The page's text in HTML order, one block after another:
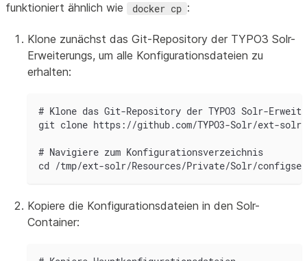
funktioniert ähnlich wie
docker cp :
Klone zunächst das Git-Repository der TYPO3 Solr-
Erweiterungs, um alle Konfigurationsdateien zu
erhalten:
# Klone das Git-Repository der TYPO3 Solr-
git clone https://github.com/TYPO3-Solr/ext-
# Navigiere zum Konfigurationsverzeichnis
cd /tmp/ext-solr/Resources/Private/Solr/
Kopiere die Konfigurationsdateien in den Solr-
Container: